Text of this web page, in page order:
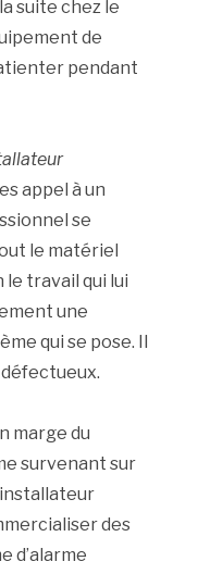
suite chez le
de
pendant
appel à un
se
le matériel
travail qui lui
une
qui se pose. Il
marge du
survenant sur
des
d’alarme